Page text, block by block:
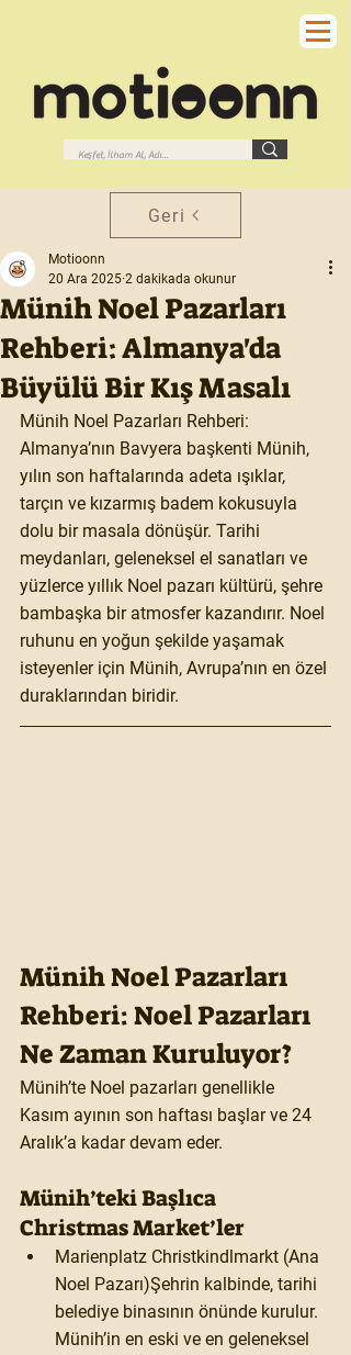
Geri
Münih Noel Pazarları
Rehberi: Almanya'da
Büyülü Bir Kış Masalı
Motioonn
20 Ara 2025 2 dakikada okunur
Münih Noel Pazarları Rehberi:
Almanya’nın Bavyera başkenti Münih,
yılın son haftalarında adeta ışıklar,
tarçın ve kızarmış badem kokusuyla
dolu bir masala dönüşür. Tarihi
meydanları, geleneksel el sanatları ve
yüzlerce yıllık Noel pazarı kültürü, şehre
bambaşka bir atmosfer kazandırır. Noel
ruhunu en yoğun şekilde yaşamak
isteyenler için Münih, Avrupa’nın en özel
duraklarından biridir.
Münih Noel Pazarları
Rehberi: Noel Pazarları
Ne Zaman Kuruluyor?
Münih’te Noel pazarları genellikle
Kasım ayının son haftası başlar ve 24
Aralık’a kadar devam eder.
Münih’teki Başlıca
Christmas Market’ler
Marienplatz Christkindlmarkt (Ana
Noel Pazarı)Şehrin kalbinde, tarihi
belediye binasının önünde kurulur.
Münih’in en eski ve en geleneksel